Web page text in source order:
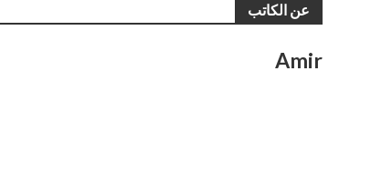
عن الكاتب
Amir